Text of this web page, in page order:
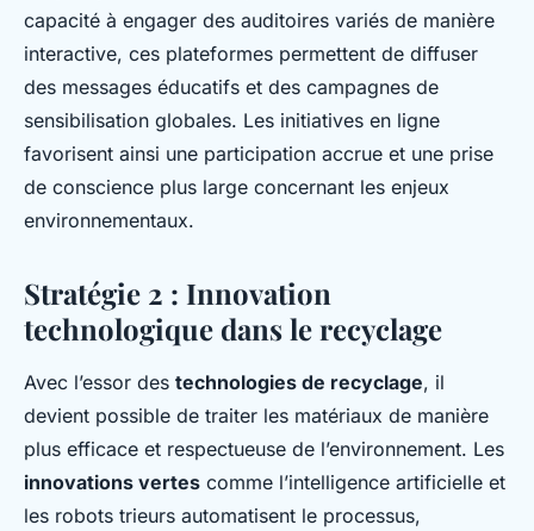
capacité à engager des auditoires variés de manière
interactive, ces plateformes permettent de diffuser
des messages éducatifs et des campagnes de
sensibilisation globales. Les initiatives en ligne
favorisent ainsi une participation accrue et une prise
de conscience plus large concernant les enjeux
environnementaux.
Stratégie 2 : Innovation
technologique dans le recyclage
Avec l’essor des technologies de recyclage, il
devient possible de traiter les matériaux de manière
plus efficace et respectueuse de l’environnement. Les
innovations vertes comme l’intelligence artificielle et
les robots trieurs automatisent le processus,